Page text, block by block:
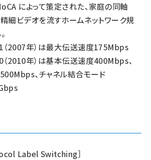
によって策定された、家庭の同軸
細ビデオを流すホームネットワーク規
（2007年）は最大伝送速度175Mbps
（2010年）は基本伝送速度400Mbps、
、チャネル結合モード
Label Switching］